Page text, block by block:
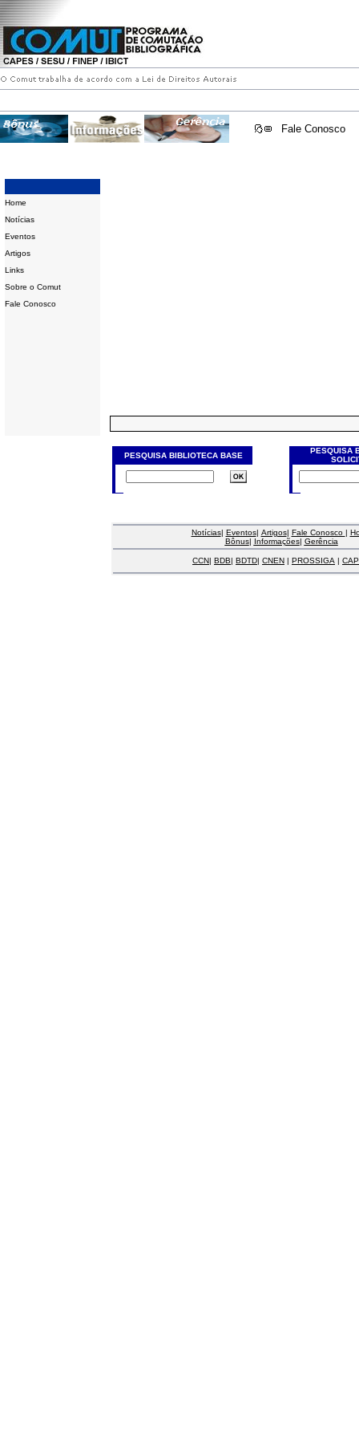
Fale Conosco
Home
Notícias
Eventos
Artigos
Links
Sobre o Comut
Fale Conosco
PESQUISA BIBLIOTECA BASE
PESQUISA
Notícias| Eventos| Artigos| Fale Conosco |
Bônus| Informações| Gerência
CCN| BDB| BDTD| CNEN | PROSSIGA |